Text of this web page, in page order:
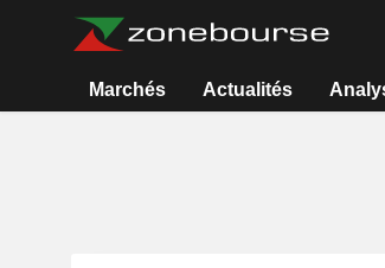
Marchés Actualités